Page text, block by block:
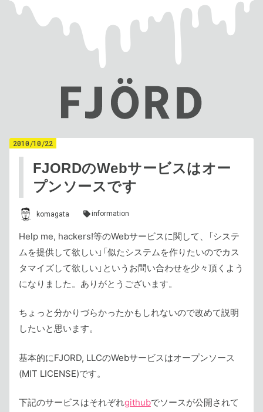
FJORDのWebサービスはオー
プンソースです
2010/10/22
komagata information
Help me, hackers!等のWebサービスに関して、「システ
ムを提供して欲しい」「似たシステムを作りたいのでカス
タマイズして欲しい」というお問い合わせを少々頂くよう
になりました。ありがとうございます。
ちょっと分かりづらかったかもしれないので改めて説明
したいと思います。
基本的にFJORD, LLCのWebサービスはオープンソース
(MIT LICENSE)です。
下記のサービスはそれぞれgithubでソースが公開されて